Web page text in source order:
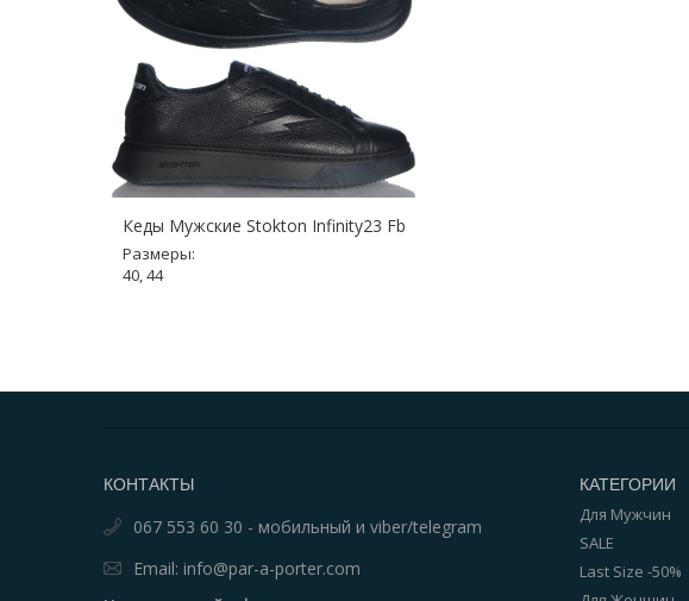
Кеды Мужские Stokton Infinity23 Fb
Размеры:
40, 44
КОНТАКТЫ
067 553 60 30 - мобильный и viber/telegram
Email: info@par-a-porter.com
КАТЕГОРИИ
Для Мужчин
SALE
Last Size -50%